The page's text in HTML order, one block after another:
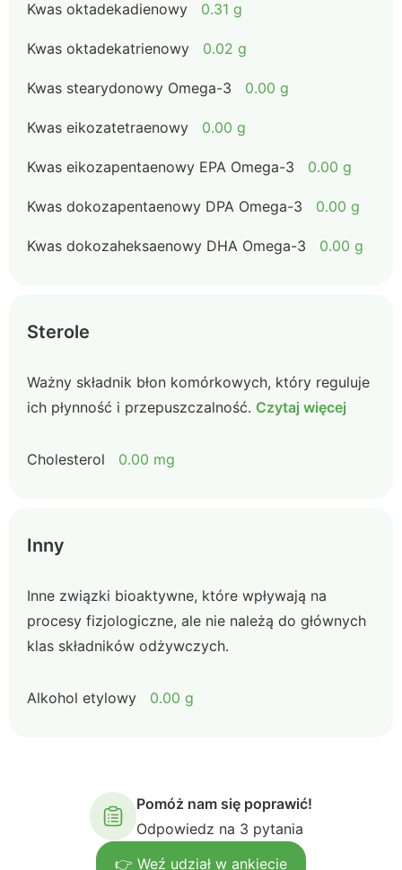
Kwas oktadekadienowy 0.31 g
Kwas oktadekatrienowy 0.02 g
Kwas stearydonowy Omega-3 0.00 g
Kwas eikozatetraenowy 0.00 g
Kwas eikozapentaenowy EPA Omega-3 0.00 g
Kwas dokozapentaenowy DPA Omega-3 0.00 g
Kwas dokozaheksaenowy DHA Omega-3 0.00 g
Sterole
Ważny składnik błon komórkowych, który reguluje
ich płynność i przepuszczalność. Czytaj więcej
Cholesterol 0.00 mg
Inny
Inne związki bioaktywne, które wpływają na
procesy fizjologiczne, ale nie należą do głównych
klas składników odżywczych.
Alkohol etylowy 0.00 g
Pomóż nam się poprawić!
Odpowiedz na 3 pytania
👉 Weź udział w ankiecie